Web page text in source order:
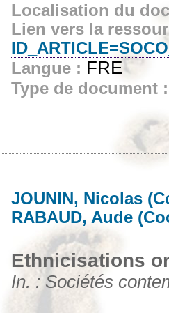
Localisation du
Lien vers la
Langue : FRE
Type de document
JOUNIN, Nicolas
RABAUD, Aude
Ethnicisations
In. : Sociétés